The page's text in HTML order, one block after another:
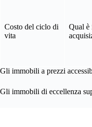
Costo del ciclo di
vita
Qual è
Gli immobili a prezzi
Gli immobili di eccellenza